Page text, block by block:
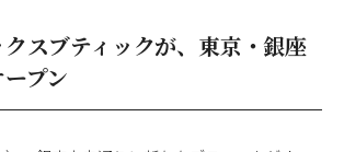
スブティックが、東京・銀座
プン